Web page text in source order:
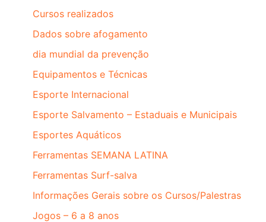
Cursos realizados
Dados sobre afogamento
dia mundial da prevenção
Equipamentos e Técnicas
Esporte Internacional
Esporte Salvamento – Estaduais e Municipais
Esportes Aquáticos
Ferramentas SEMANA LATINA
Ferramentas Surf-salva
Informações Gerais sobre os Cursos/Palestras
Jogos – 6 a 8 anos